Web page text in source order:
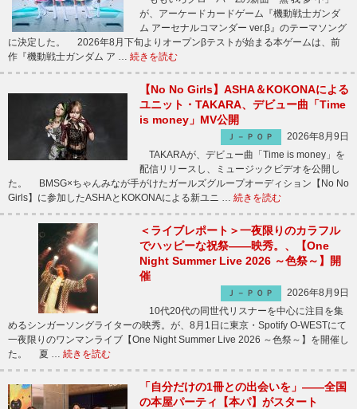
が、アーケードカードゲーム『機動戦士ガンダ
ム アーセナルコマンダー ver.β』のテーマソング
に決定した。 2026年8月下旬よりオープンβテストが始まる本ゲームは、前
作『機動戦士ガンダム ア … 続きを読む
【No No Girls】ASHA＆KOKONAによる
ユニット・TAKARA、デビュー曲「Time
is money」MV公開
Ｊ－ＰＯＰ
2026年8月9日
TAKARAが、デビュー曲「Time is money」を
配信リリースし、ミュージックビデオを公開し
た。 BMSG×ちゃんみなが手がけたガールズグループオーディション【No No
Girls】に参加したASHAとKOKONAによる新ユニ … 続きを読む
＜ライブレポート＞一夜限りのカラフル
でハッピーな祝祭――映秀。、【One
Night Summer Live 2026 ～色祭～】開
催
Ｊ－ＰＯＰ
2026年8月9日
10代20代の同世代リスナーを中心に注目を集
めるシンガーソングライターの映秀。が、8月1日に東京・Spotify O-WESTにて
一夜限りのワンマンライブ【One Night Summer Live 2026 ～色祭～】を開催し
た。 夏 … 続きを読む
「自分だけの1冊との出会いを」――全国
の本屋パーティ【本パ】がスタート